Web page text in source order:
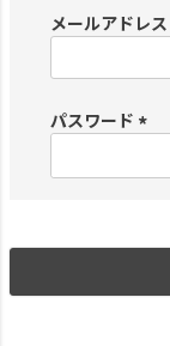
メールアドレス
パスワード
必